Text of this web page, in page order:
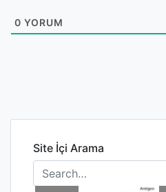
0 YORUM
Site İçi Arama